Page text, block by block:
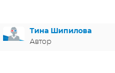
Тина Шипилова
Автор